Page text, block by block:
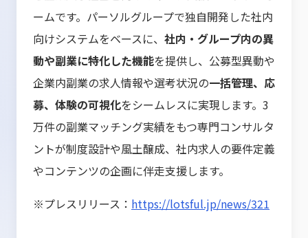
ームです。パーソルグループで独自開発した社内
向けシステムをベースに、 社内・グループ内の異
動や副業に特化した機能を提供し、公募型異動や
企業内副業の求人情報や選考状況の一括管理、応
募、体験の可視化をシームレスに実現します。3
万件の副業マッチング実績をもつ専門コンサルタ
ントが制度設計や風土醸成、社内求人の要件定義
やコンテンツの企画に伴走支援します。
※プレスリリース： https://lotsful.jp/news/321